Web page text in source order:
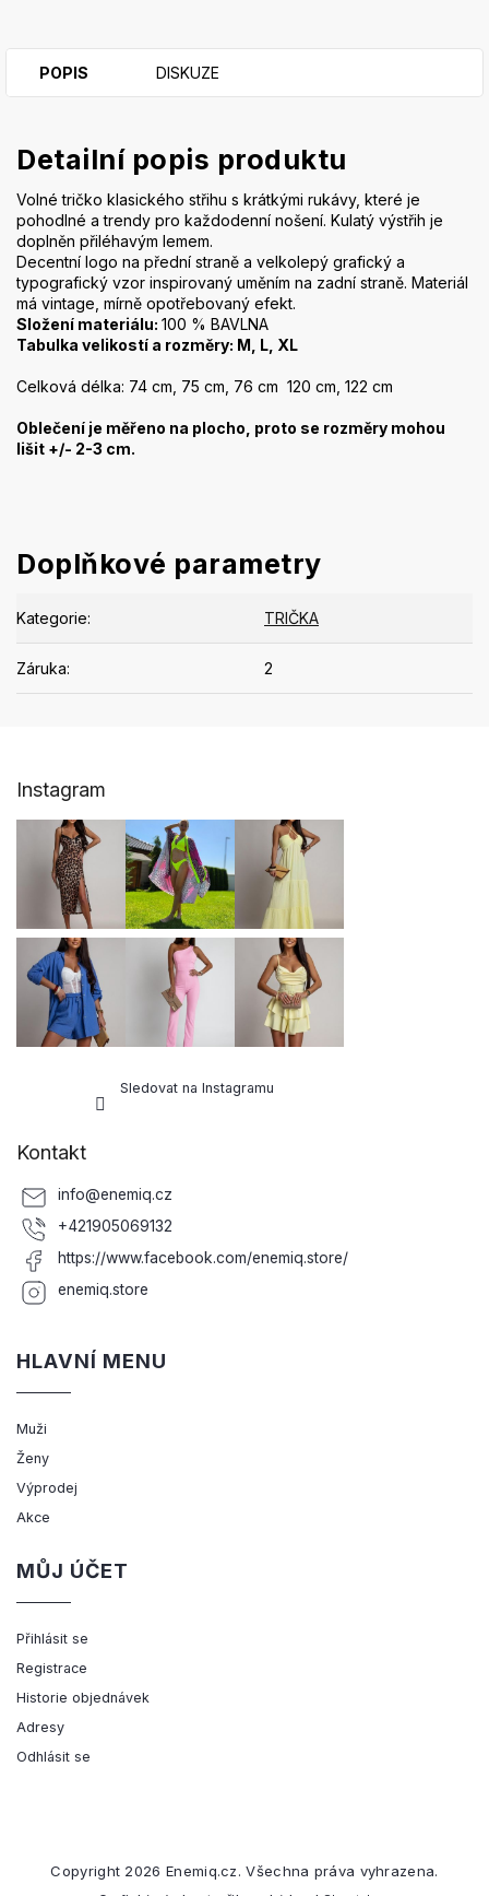
POPIS DISKUZE
Detailní popis produktu
Volné tričko klasického střihu s krátkými rukávy, které je
pohodlné a trendy pro každodenní nošení. Kulatý výstřih je
doplněn přiléhavým lemem.
Decentní logo na přední straně a velkolepý grafický a
typografický vzor inspirovaný uměním na zadní straně. Materiál
má vintage, mírně opotřebovaný efekt.
Složení materiálu: 100 % BAVLNA
Tabulka velikostí a rozměry: M, L, XL
Celková délka: 74 cm, 75 cm, 76 cm 120 cm, 122 cm
Oblečení je měřeno na plocho, proto se rozměry mohou
lišit +/- 2-3 cm.
Doplňkové parametry
Kategorie: TRIČKA
Záruka: 2
Instagram
Sledovat na Instagramu
Kontakt
info@enemiq.cz
+421905069132
https://www.facebook.com/enemiq.store/
enemiq.store
HLAVNÍ MENU
Muži
Ženy
Výprodej
Akce
MŮJ ÚČET
Přihlásit se
Registrace
Historie objednávek
Adresy
Odhlásit se
Copyright 2026 Enemiq.cz. Všechna práva vyhrazena.